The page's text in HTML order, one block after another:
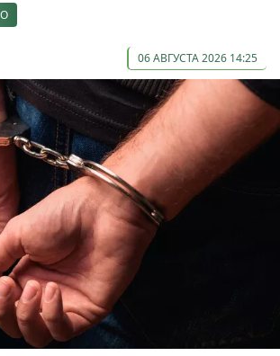
06 АВГУСТА 2026 14:25